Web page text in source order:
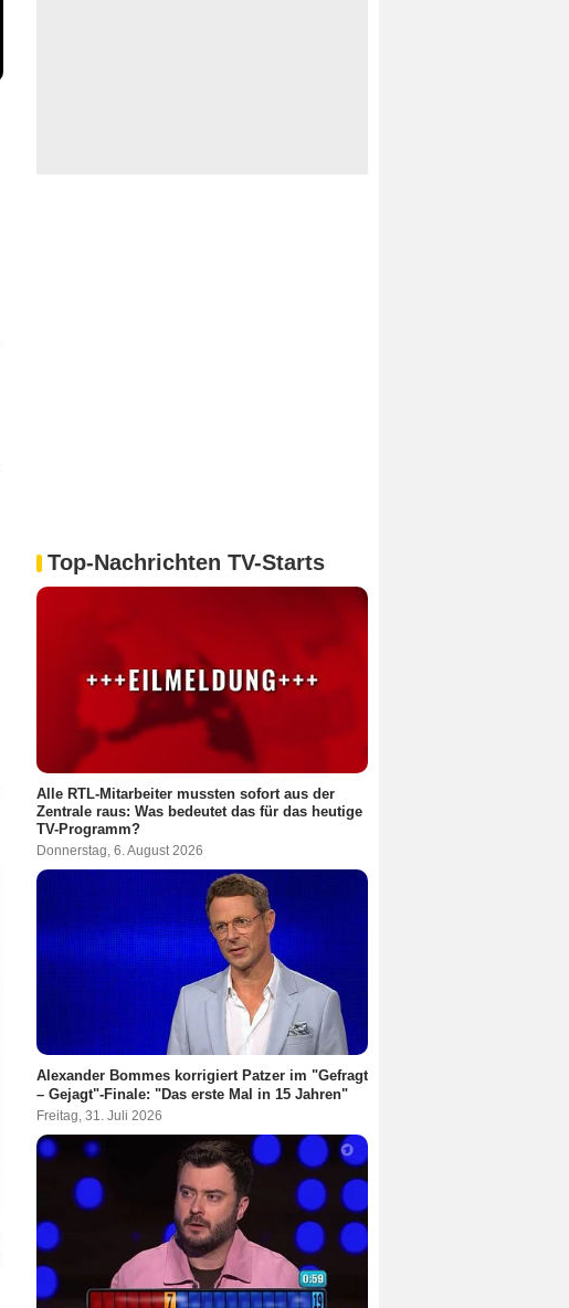
Top-Nachrichten TV-Starts
Alle RTL-Mitarbeiter mussten sofort aus der
Zentrale raus: Was bedeutet das für das heutige
TV-Programm?
Donnerstag, 6. August 2026
Alexander Bommes korrigiert Patzer im "Gefragt
– Gejagt"-Finale: "Das erste Mal in 15 Jahren"
Freitag, 31. Juli 2026